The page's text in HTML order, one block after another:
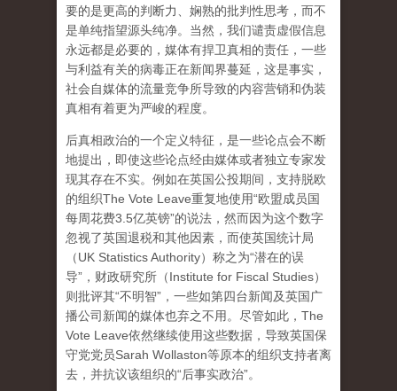
要的是更高的判断力、娴熟的批判性思考，而不
是单纯指望源头纯净。当然，我们谴责虚假信息
永远都是必要的，媒体有捍卫真相的责任，一些
与利益有关的病毒正在新闻界蔓延，这是事实，
社会自媒体的流量竞争所导致的内容营销和伪装
真相有着更为严峻的程度。
后真相政治的一个定义特征，是一些论点会不断
地提出，即使这些论点经由媒体或者独立专家发
现其存在不实。例如在英国公投期间，支持脱欧
的组织The Vote Leave重复地使用“欧盟成员国
每周花费3.5亿英镑”的说法，然而因为这个数字
忽视了英国退税和其他因素，而使英国统计局
（UK Statistics Authority）称之为“潜在的误
导”，财政研究所（Institute for Fiscal Studies）
则批评其“不明智”，一些如第四台新闻及英国广
播公司新闻的媒体也弃之不用。尽管如此，The
Vote Leave依然继续使用这些数据，导致英国保
守党党员Sarah Wollaston等原本的组织支持者离
去，并抗议该组织的“后事实政治”。